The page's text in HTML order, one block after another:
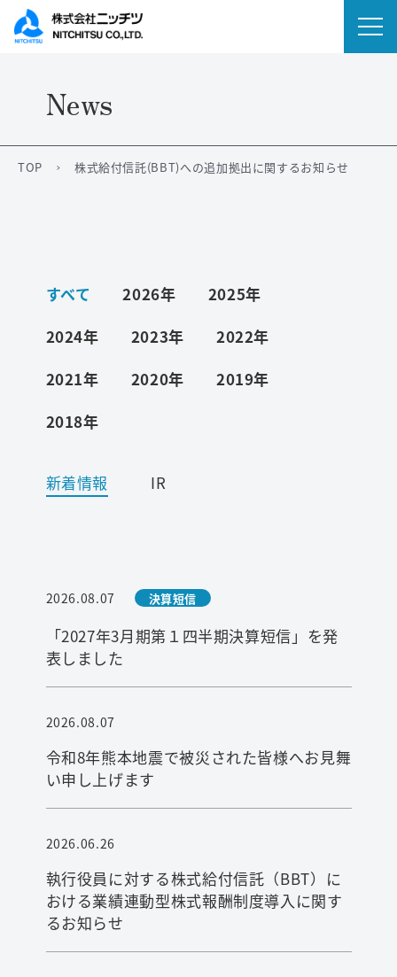
事業内容
サステナビリティ
採用情報
プライバシーポリシー
TOP 株式給付信託(BBT)への追加拠出に関するお知らせ
News
すべて 2026年
2025年
2024年
2023年
2022年
2021年
2020年
2019年
2018年
新着情報 IR
2026.08.07 決算短信
「2027年3月期第１四半期決算短信」を発
表しました
2026.08.07
令和8年熊本地震で被災された皆様へお見舞
い申し上げます
2026.06.26
執行役員に対する株式給付信託（BBT）に
おける業績連動型株式報酬制度導入に関す
るお知らせ